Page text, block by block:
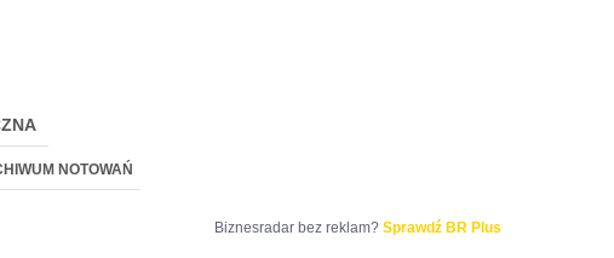
NOTOWAŃ
Biznesradar bez reklam? Sprawdź BR Plus